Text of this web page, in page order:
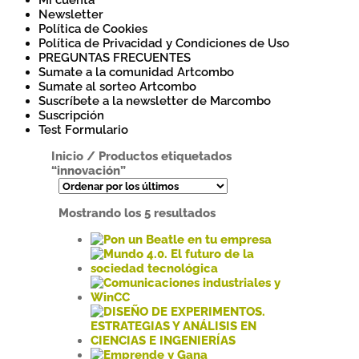
Newsletter
Política de Cookies
Política de Privacidad y Condiciones de Uso
PREGUNTAS FRECUENTES
Sumate a la comunidad Artcombo
Sumate al sorteo Artcombo
Suscríbete a la newsletter de Marcombo
Suscripción
Test Formulario
Inicio / Productos etiquetados
“innovación”
Mostrando los 5 resultadosOrdenado
los
últimos
Este
producto
tiene
múltiples
variantes.
Las
opciones
se
Este
producto
tiene
múltiples
variantes.
Las
Este
producto
tiene
múltiples
Este